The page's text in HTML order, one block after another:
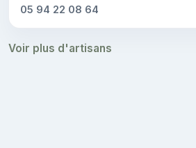
05 94 22 08 64
Voir plus d'artisans